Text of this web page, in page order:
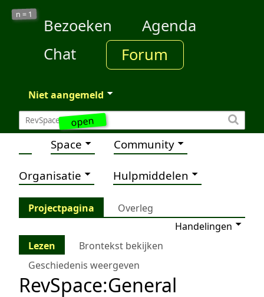
open
n = 1
Bezoeken
Agenda
Chat
Forum
Niet aangemeld
Space Community
Organisatie Hulpmiddelen
Projectpagina
Overleg
Handelingen
Lezen
Brontekst bekijken
Geschiedenis weergeven
RevSpace:General